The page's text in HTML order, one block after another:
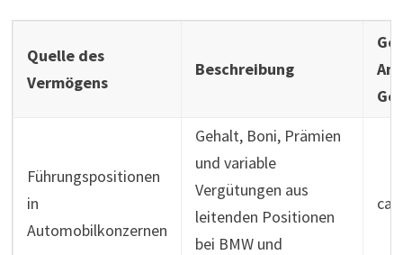
Quelle des
Vermögens
Beschreibung
Führungspositionen
in
Automobilkonzernen
Gehalt, Boni, Prämien
und variable
Vergütungen aus
leitenden Positionen
bei BMW und
ca.